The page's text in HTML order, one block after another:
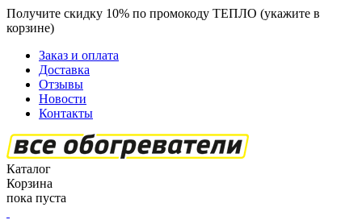
Получите скидку 10% по промокоду ТЕПЛО (укажите в
корзине)
Заказ и оплата
Доставка
Отзывы
Новости
Контакты
Каталог
Корзина
пока пуста